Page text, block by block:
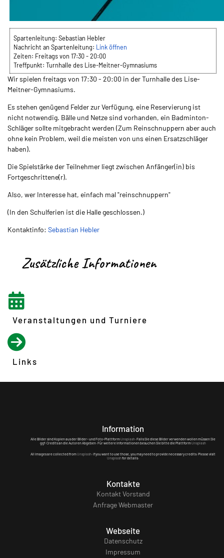
Spartenleitung:Sebastian Hebler
Nachricht an Spartenleitung: Link öffnen
Zeiten: Freitags von 17:30 - 20:00
Treffpunkt:Turnhalle des Lise-Meitner-Gymnasiums
Wir spielen freitags von 17:30 - 20:00 in der Turnhalle des Lise-
Meitner-Gymnasiums.
Es stehen genügend Felder zur Verfügung, eine Reservierung ist
nicht notwendig. Bälle und Netze sind vorhanden, ein Badminton-
Schläger sollte mitgebracht werden (Zum Reinschnuppern aber auch
ohne kein Problem, weil die meisten von uns einen Ersatzschläger
haben).
Die Spielstärke der Teilnehmer liegt zwischen Anfänger(in) bis
Fortgeschrittene(r).
Also, wer Interesse hat, einfach mal "reinschnuppern"
(In den Schulferien ist die Halle geschlossen.)
Kontaktinfo: Sebastian Hebler
Zusätzliche Informationen
Veranstaltungen und Turniere
Links
Information
Alle Bilder sind Kopien aus der Bilder- und Foto-PlattformUnsplash. Falls Sie diese Bilder verwenden wollen müssen Sie
ggf. Credits an die Autoren Abgeben. Für weitere Informationen besuchen Sie bitte die PlattformUnsplash
All images are collected fromUnsplash. If you want to use those, you may need to provide necessary credits. Please visit
Unsplashfor details.
Kontakte
Kontakt Vorstand
Anfrage Webmaster
Webseite
Datenschutz
Impressum